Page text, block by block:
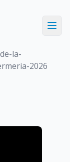
la-
2026